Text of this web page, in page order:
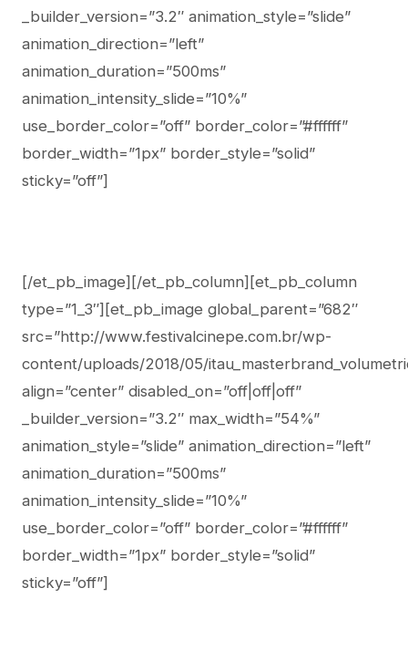
_builder_version=”3.2″ animation_style=”slide”
animation_direction=”left”
animation_duration=”500ms”
animation_intensity_slide=”10%”
use_border_color=”off” border_color=”#ffffff”
border_width=”1px” border_style=”solid”
sticky=”off”]
[/et_pb_image][/et_pb_column][et_pb_column
type=”1_3″][et_pb_image global_parent=”682″
src=”http://www.festivalcinepe.com.br/wp-
content/uploads/2018/05/
align=”center” disabled_on=”off|off|off”
_builder_version=”3.2″ max_width=”54%”
animation_style=”slide” animation_direction=”left”
animation_duration=”500ms”
animation_intensity_slide=”10%”
use_border_color=”off” border_color=”#ffffff”
border_width=”1px” border_style=”solid”
sticky=”off”]